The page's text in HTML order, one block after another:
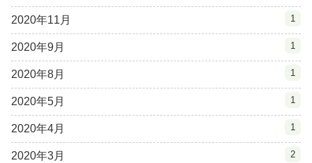
2020年11月 1
2020年9月 1
2020年8月 1
2020年5月 1
2020年4月 1
2020年3月 2